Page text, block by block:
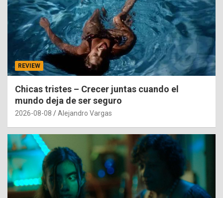
REVIEW
Chicas tristes – Crecer juntas cuando el
mundo deja de ser seguro
2026-08-08 Alejandro Vargas